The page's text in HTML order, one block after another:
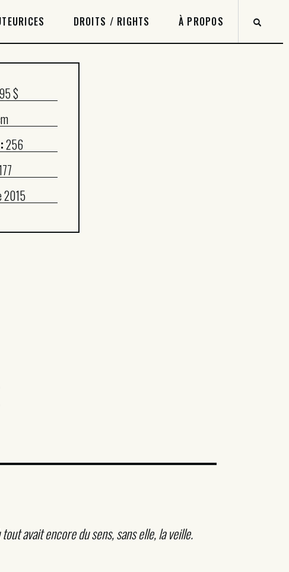
DROITS / RIGHTS À PROPOS
$
256
2015
avait encore du sens, sans elle, la veille.